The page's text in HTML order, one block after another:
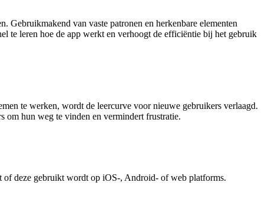
van vaste patronen en herkenbare elementen
te leren hoe de app werkt en verhoogt de efficiëntie bij het gebruik
te werken, wordt de leercurve voor nieuwe gebruikers verlaagd.
om hun weg te vinden en vermindert frustratie.
of deze gebruikt wordt op iOS-, Android- of web platforms.